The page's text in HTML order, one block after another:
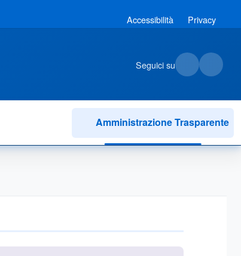
Accessibilità Privacy
Seguici su
Amministrazione Trasparente